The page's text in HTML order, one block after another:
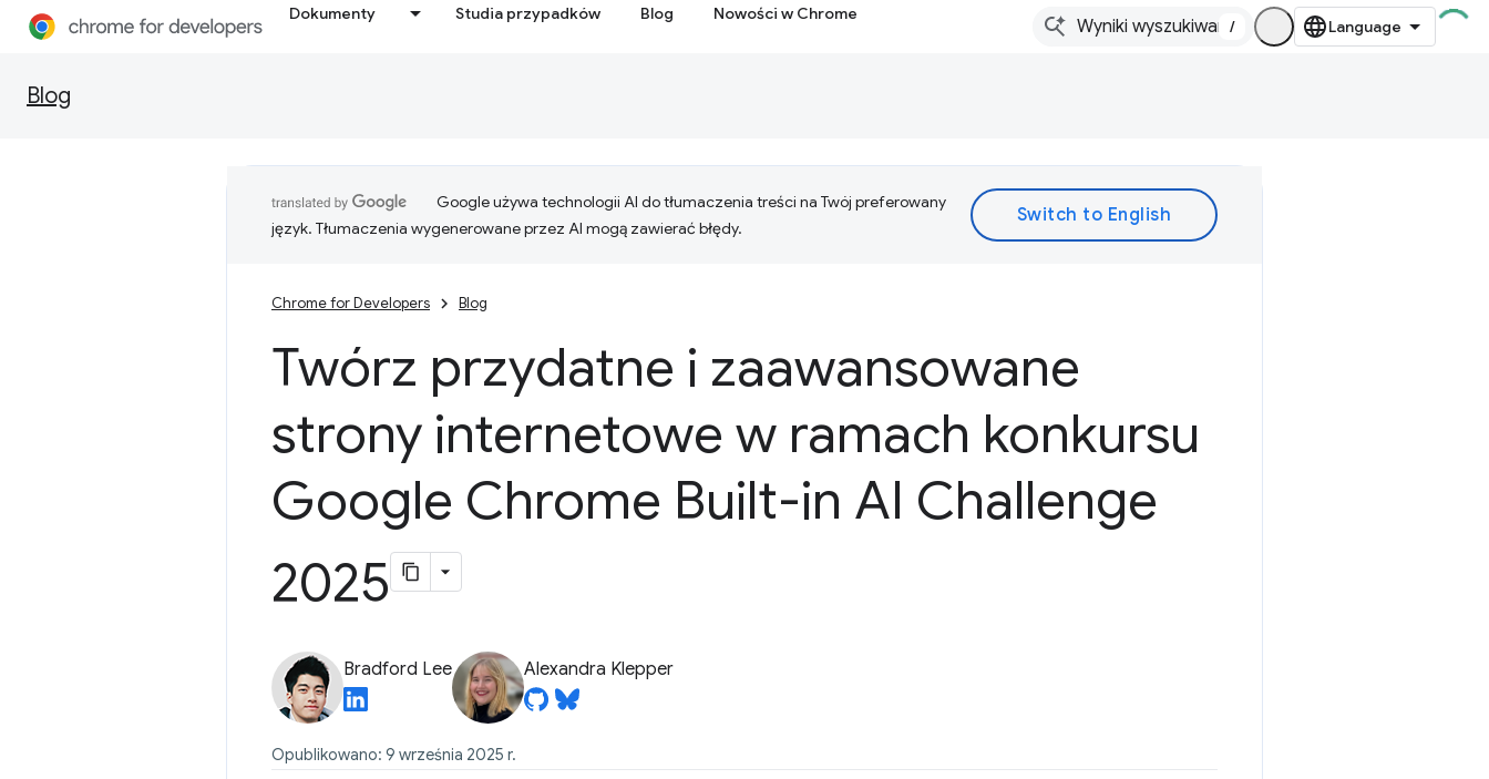
Dokumenty Studia przypadków Blog Nowości w Chrome
/
Blog
Google używa technologii AI do tłumaczenia treści na Twój preferowany
język. Tłumaczenia wygenerowane przez AI mogą zawierać błędy.
Chrome for Developers Blog
Twórz przydatne i zaawansowane
strony internetowe w ramach konkursu
Google Chrome Built-in AI Challenge
2025
Bradford Lee Alexandra Klepper
Opublikowano: 9 września 2025 r.